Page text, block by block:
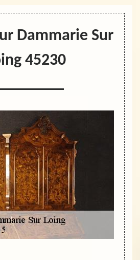
Dammarie Sur
45230